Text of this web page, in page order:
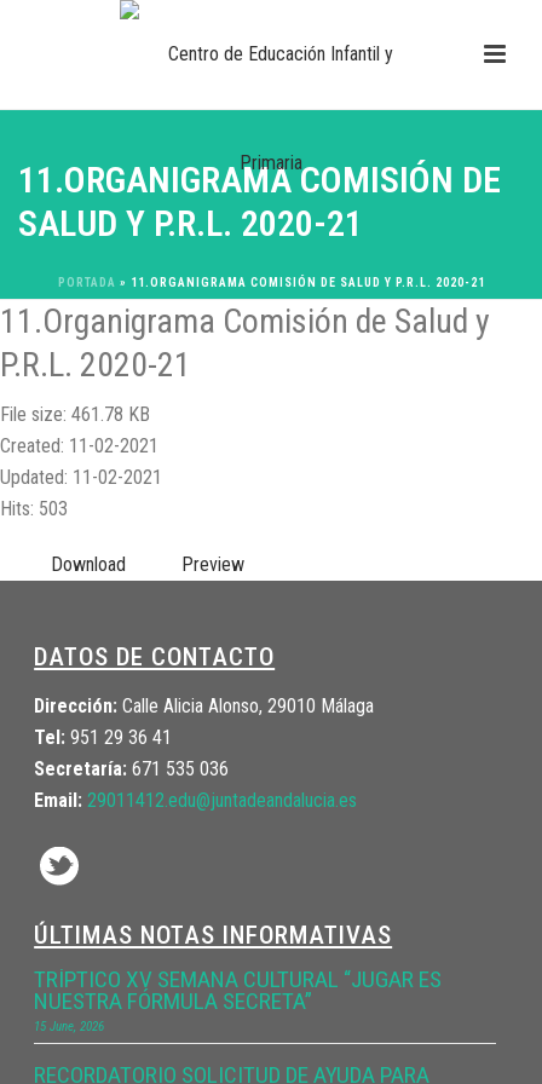
11.ORGANIGRAMA COMISIÓN DE
SALUD Y P.R.L. 2020-21
PORTADA » 11.ORGANIGRAMA COMISIÓN DE SALUD Y P.R.L. 2020-21
11.Organigrama Comisión de Salud y
P.R.L. 2020-21
File size: 461.78 KB
Created: 11-02-2021
Updated: 11-02-2021
Hits: 503
Download Preview
DATOS DE CONTACTO
Dirección: Calle Alicia Alonso, 29010 Málaga
Tel: 951 29 36 41
Secretaría: 671 535 036
Email: 29011412.edu@juntadeandalucia.es
ÚLTIMAS NOTAS INFORMATIVAS
TRÍPTICO XV SEMANA CULTURAL “JUGAR ES
NUESTRA FÓRMULA SECRETA”
15 June, 2026
RECORDATORIO SOLICITUD DE AYUDA PARA